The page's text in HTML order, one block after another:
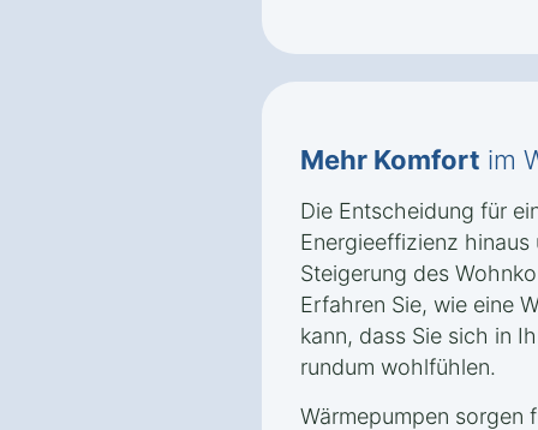
Mehr Komfort im
Die Entscheidung für
Energieeffizienz
Steigerung des
Erfahren Sie, wie eine
kann, dass Sie sich in
rundum wohlfühlen.
Wärmepumpen sorgen